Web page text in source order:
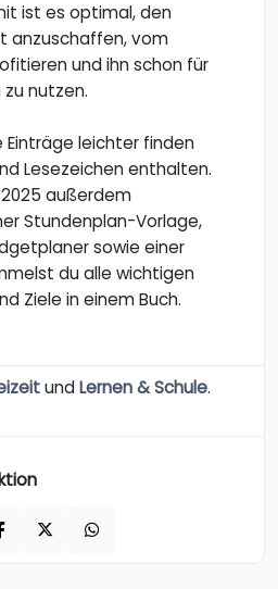
ist es optimal, den
anzuschaffen, vom
und ihn schon für
nutzen.
leichter finden
Lesezeichen enthalten.
außerdem
Stundenplan-Vorlage,
sowie einer
du alle wichtigen
Ziele in einem Buch.
undLernen & Schule.